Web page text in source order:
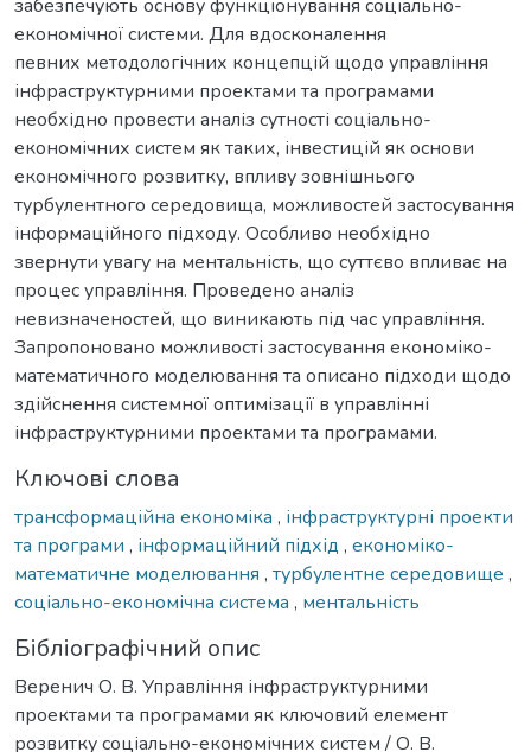
забезпечують основу функціонування соціально-
економічної системи. Для вдосконалення
певних методологічних концепцій щодо управління
інфраструктурними проектами та програмами
необхідно провести аналіз сутності соціально-
економічних систем як таких, інвестицій як основи
економічного розвитку, впливу зовнішнього
турбулентного середовища, можливостей застосування
інформаційного підходу. Особливо необхідно
звернути увагу на ментальність, що суттєво впливає на
процес управління. Проведено аналіз
невизначеностей, що виникають під час управління.
Запропоновано можливості застосування економіко-
математичного моделювання та описано підходи щодо
здійснення системної оптимізації в управлінні
інфраструктурними проектами та програмами.
Ключові слова
трансформаційна економіка , інфраструктурні проекти
та програми , інформаційний підхід , економіко-
математичне моделювання , турбулентне середовище ,
соціально-економічна система , ментальність
Бібліографічний опис
Веренич О. В. Управління інфраструктурними
проектами та програмами як ключовий елемент
розвитку соціально-економічних систем / О. В.